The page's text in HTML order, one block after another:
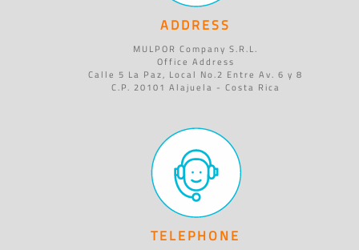
ADDRESS
MULPOR Company S.R.L.
Office Address
Calle 5 La Paz, Local No.2 Entre Av. 6 y 8
C.P. 20101 Alajuela - Costa Rica
TELEPHONE